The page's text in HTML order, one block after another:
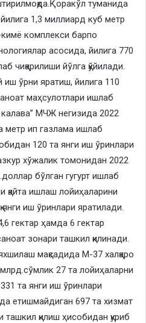
туманида
1,3 миллиард куб метр
кимё комплекси барпо
асосида, йилига 770
чиқарилиши йўлга қўйилади.
ўрни яратиш, йилига 110
маҳсулотлари ишлаб
калава” МЧЖ негизида 2022
метр ип газлама ишлаб
120 та янги иш ўринлари
хўжалик томонидан 2022
бўлган гугурт ишлаб
қайта ишлаш лойиҳаларини
иш ўринлари яратилади.
гектар ҳамда 6 гектар
зонари ташкил қилинади.
мақсадида М-37 халқаро
27 та лойиҳаларни
та янги иш ўринлари
етишмайдиган 697 та хизмат
ташкил қилиш ҳисобидан қуриб